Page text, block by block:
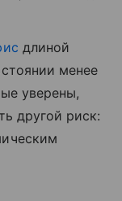
длиной
менее
уверены,
другой риск: